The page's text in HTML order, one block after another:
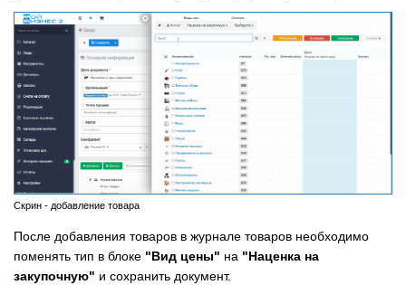
Скрин - добавление товара
После добавления товаров в журнале товаров необходимо
поменять тип в блоке "Вид цены" на "Наценка на
закупочную" и сохранить документ.